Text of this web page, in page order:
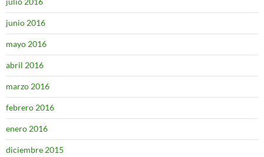
junio 2016
mayo 2016
abril 2016
marzo 2016
febrero 2016
enero 2016
diciembre 2015